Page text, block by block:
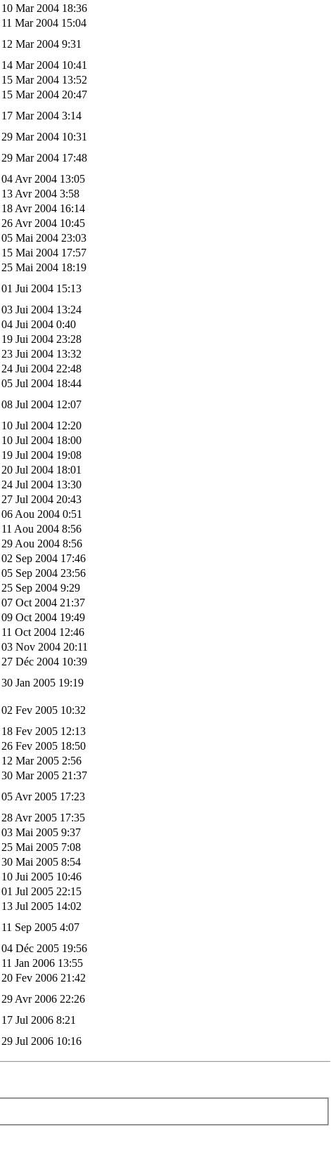
10 Mar 2004 18:36
11 Mar 2004 15:04
12 Mar 2004 9:31
14 Mar 2004 10:41
15 Mar 2004 13:52
15 Mar 2004 20:47
17 Mar 2004 3:14
29 Mar 2004 10:31
29 Mar 2004 17:48
04 Avr 2004 13:05
13 Avr 2004 3:58
18 Avr 2004 16:14
26 Avr 2004 10:45
05 Mai 2004 23:03
15 Mai 2004 17:57
25 Mai 2004 18:19
01 Jui 2004 15:13
03 Jui 2004 13:24
04 Jui 2004 0:40
19 Jui 2004 23:28
23 Jui 2004 13:32
24 Jui 2004 22:48
05 Jul 2004 18:44
08 Jul 2004 12:07
10 Jul 2004 12:20
10 Jul 2004 18:00
19 Jul 2004 19:08
20 Jul 2004 18:01
24 Jul 2004 13:30
27 Jul 2004 20:43
06 Aou 2004 0:51
11 Aou 2004 8:56
29 Aou 2004 8:56
02 Sep 2004 17:46
05 Sep 2004 23:56
25 Sep 2004 9:29
07 Oct 2004 21:37
09 Oct 2004 19:49
11 Oct 2004 12:46
03 Nov 2004 20:11
27 Déc 2004 10:39
30 Jan 2005 19:19
02 Fev 2005 10:32
18 Fev 2005 12:13
26 Fev 2005 18:50
12 Mar 2005 2:56
30 Mar 2005 21:37
05 Avr 2005 17:23
28 Avr 2005 17:35
03 Mai 2005 9:37
25 Mai 2005 7:08
30 Mai 2005 8:54
10 Jui 2005 10:46
01 Jul 2005 22:15
13 Jul 2005 14:02
11 Sep 2005 4:07
04 Déc 2005 19:56
11 Jan 2006 13:55
20 Fev 2006 21:42
29 Avr 2006 22:26
17 Jul 2006 8:21
29 Jul 2006 10:16